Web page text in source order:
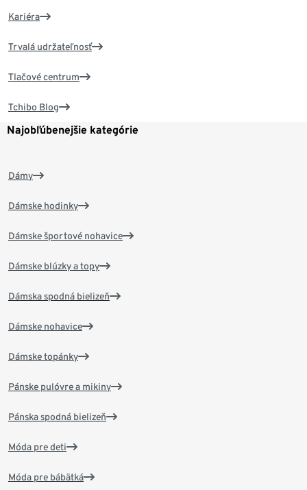
Kariéra
Trvalá udržateľnosť
Tlačové centrum
Tchibo Blog
Najobľúbenejšie kategórie
Dámy
Dámske hodinky
Dámske športové nohavice
Dámske blúzky a topy
Dámska spodná bielizeň
Dámske nohavice
Dámske topánky
Pánske pulóvre a mikiny
Pánska spodná bielizeň
Móda pre deti
Móda pre bábätká